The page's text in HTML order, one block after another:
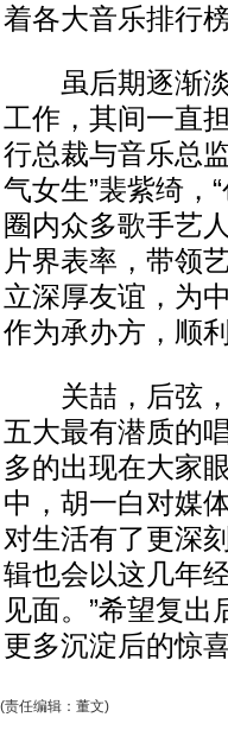
着各大音乐排行榜
虽后期逐渐淡
工作，其间一直
行总裁与音乐总
气女生”裴紫绮，
圈内众多歌手艺
片界表率，带领
立深厚友谊，为
作为承办方，顺
关喆，后弦，
五大最有潜质的
多的出现在大家
中，胡一白对媒
对生活有了更深
辑也会以这几年
见面。”希望复
更多沉淀后的惊喜
(责任编辑：董文)